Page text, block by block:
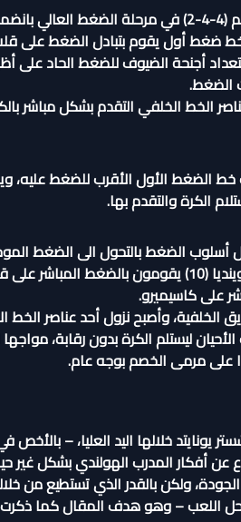
والسبب ببساطة هو أن أستون فيللا يعتمد رسم (4-2-3-1) الذي يتحول عادة لرسم (4-4-2) في مرحلة
– أو صانع الألعاب – بوينديا (10) بجوار المهاجم واتكينز (11) كخط ضغط أول يقوم بتبادل
أجنحة الضيوف للضغط الحاد على
الضغط.
الخط الخلفي التقدم بشكل مباشر
خط الضغط الأول الأقرب للضغط عليه،
الكرة والتقدم بها.
الضغط بالتحول الى الضغط
لرجل على جميع عناصر الخطوط الخلفية لليونايتد، إذ أصبح كل من واتكينز (11) وبوينديا (10)
(6 ضد 5) على مستوى خطوط الفريق الخلفية، وأصبح نزول أحد عناصر
ليستلم الكرة بدون رقابة،
على مرمى الخصم بوجه عام.
يونايتد خلالها اليد العليا، – بالأخص
عن أفكار المدرب الهولندي بشكل غير
ولكن بالقدر الذي تستطيع من
اللعب – وهو هدف المقال كما